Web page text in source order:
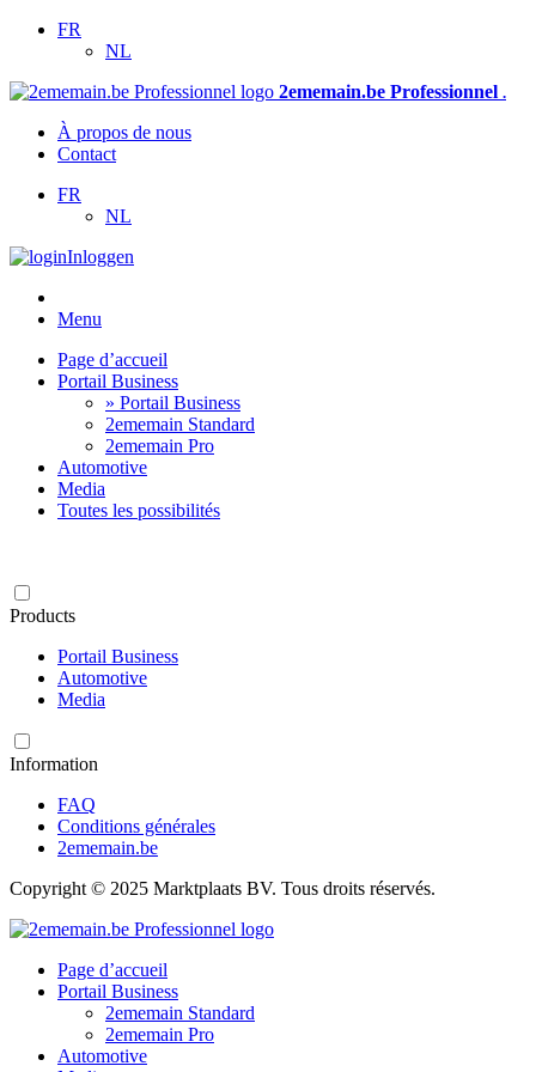
FR
NL
2ememain.be Professionnel .
À propos de nous
Contact
FR
NL
Inloggen
Menu
Page d’accueil
Portail Business
» Portail Business
2ememain Standard
2ememain Pro
Automotive
Media
Toutes les possibilités
Products
Portail Business
Automotive
Media
Information
FAQ
Conditions générales
2ememain.be
Copyright © 2025 Marktplaats BV. Tous droits réservés.
Page d’accueil
Portail Business
2ememain Standard
2ememain Pro
Automotive